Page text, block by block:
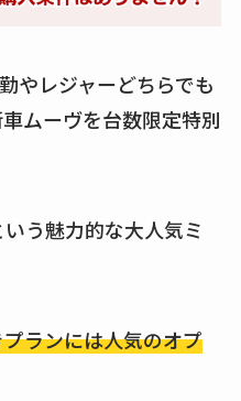
やレジャーどちらでも
ムーヴを台数限定特別
う魅力的な大人気ミ
ランには人気のオプ